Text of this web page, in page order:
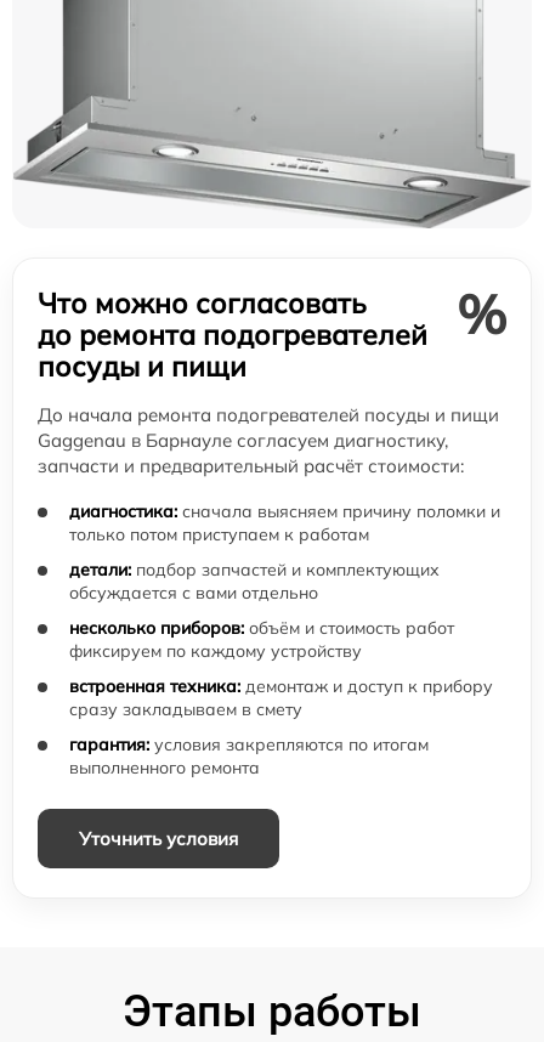
Что можно согласовать
до ремонта подогревателей
посуды и пищи
%
До начала ремонта подогревателей посуды и пищи
Gaggenau в Барнауле согласуем диагностику,
запчасти и предварительный расчёт стоимости:
диагностика: сначала выясняем причину поломки и
только потом приступаем к работам
детали: подбор запчастей и комплектующих
обсуждается с вами отдельно
несколько приборов: объём и стоимость работ
фиксируем по каждому устройству
встроенная техника: демонтаж и доступ к прибору
сразу закладываем в смету
гарантия: условия закрепляются по итогам
выполненного ремонта
Уточнить условия
Этапы работы